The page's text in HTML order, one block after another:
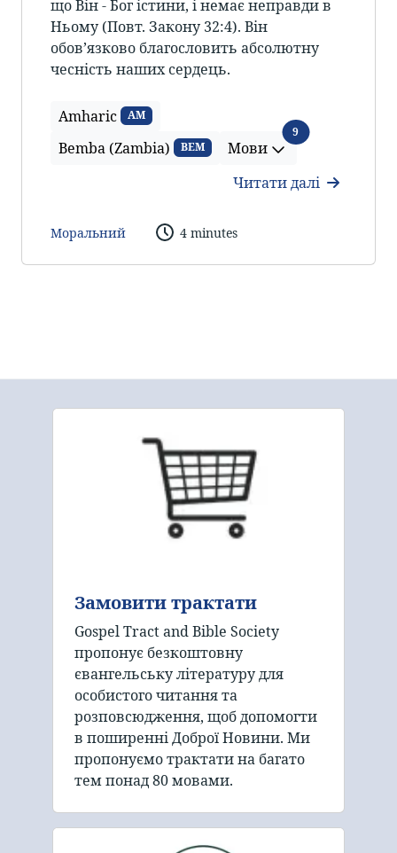
що Він - Бог істини, і немає неправди в
Ньому (Повт. Закону 32:4). Він
обов’язково благословить абсолютну
чесність наших сердець.
Amharic AM
Bemba (Zambia) BEM Мови
9Мови
Читати далі
Моральний 4 minutes
Замовити трактати
Gospel Tract and Bible Society
пропонує безкоштовну
євангельську літературу для
особистого читання та
розповсюдження, щоб допомогти
в поширенні Доброї Новини. Ми
пропонуємо трактати на багато
тем понад 80 мовами.